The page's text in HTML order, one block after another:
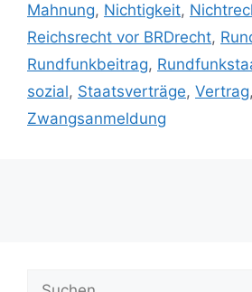
Mahnung, Nichtigkeit,
Reichsrecht vor BRDrecht,
Rundfunkbeitrag,
sozial, Staatsverträge, Vertrag,
Zwangsanmeldung
Suchen